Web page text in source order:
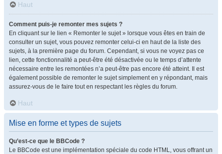
Haut
Comment puis-je remonter mes sujets ?
En cliquant sur le lien « Remonter le sujet » lorsque vous êtes en train de
consulter un sujet, vous pouvez remonter celui-ci en haut de la liste des
sujets, à la première page du forum. Cependant, si vous ne voyez pas ce
lien, cette fonctionnalité a peut-être été désactivée ou le temps d’attente
nécessaire entre les remontées n’a peut-être pas encore été atteint. Il est
également possible de remonter le sujet simplement en y répondant, mais
assurez-vous de le faire tout en respectant les règles du forum.
Haut
Mise en forme et types de sujets
Qu’est-ce que le BBCode ?
Le BBCode est une implémentation spéciale du code HTML, vous offrant un